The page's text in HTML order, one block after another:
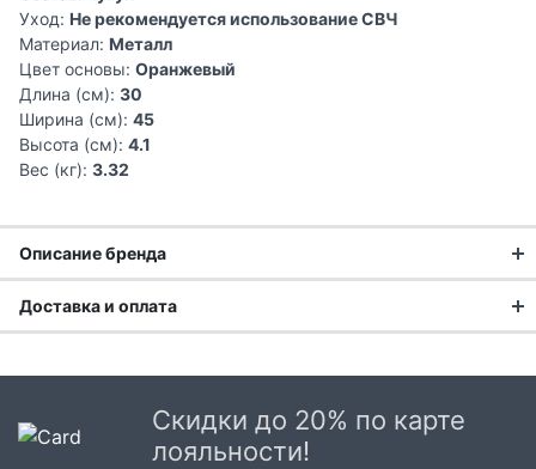
Уход: Не рекомендуется использование СВЧ
Материал: Металл
Цвет основы: Оранжевый
Длина (см): 30
Ширина (см): 45
Высота (см): 4.1
Вес (кг): 3.32
Описание бренда
Доставка и оплата
Доставка в Москве и области
В Москве и Московской области доставка курьером до
Скидки до 20% по карте
лояльности!